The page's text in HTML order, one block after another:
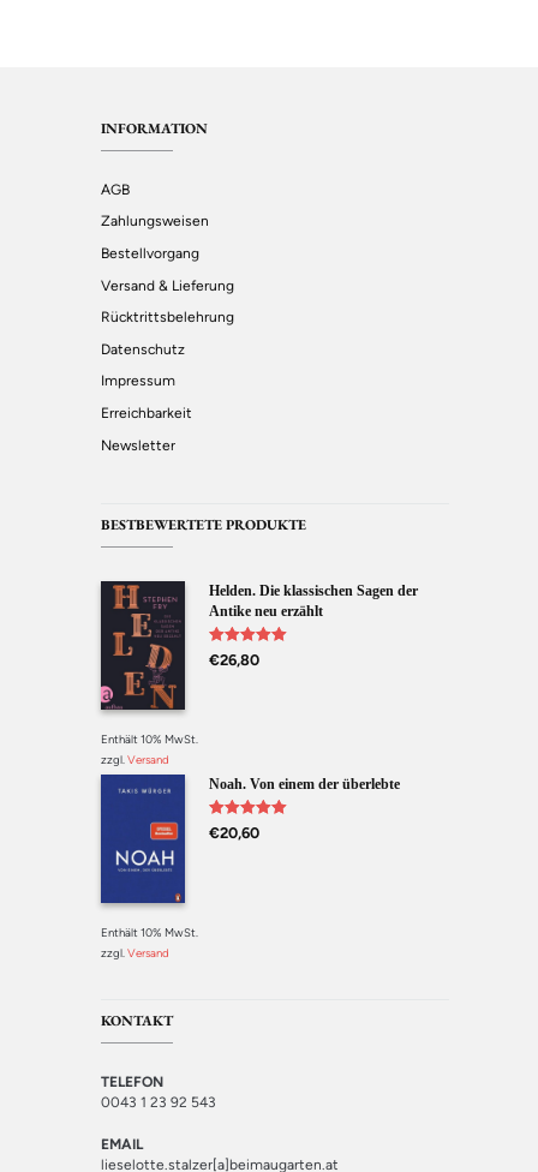
INFORMATION
AGB
Zahlungsweisen
Bestellvorgang
Versand & Lieferung
Rücktrittsbelehrung
Datenschutz
Impressum
Erreichbarkeit
Newsletter
BESTBEWERTETE PRODUKTE
Helden. Die klassischen Sagen der
Antike neu erzählt
Bewertet mit
5.00von 5
€26,80
Enthält 10% MwSt.
zzgl.Versand
Noah. Von einem der überlebte
Bewertet mit
5.00
von 5
€20,60
Enthält 10% MwSt.
zzgl.Versand
KONTAKT
TELEFON
0043 1 23 92 543
EMAIL
lieselotte.stalzer[a]beimaugarten.at